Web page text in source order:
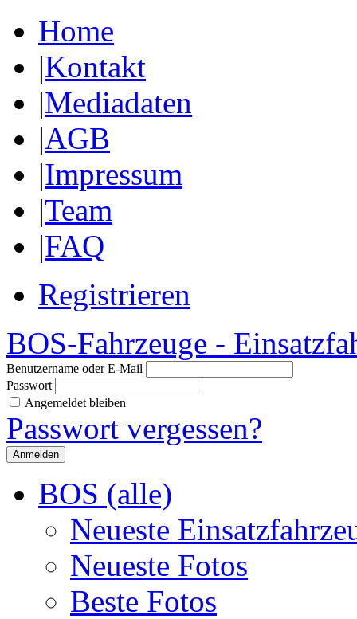
Home
|Kontakt
|Mediadaten
|AGB
|Impressum
|Team
|FAQ
Registrieren
BOS-Fahrzeuge -
Benutzername oder E-Mail
Passwort
Angemeldet bleiben
Passwort vergessen?
BOS (alle)
Neueste
Neueste Fotos
Beste Fotos